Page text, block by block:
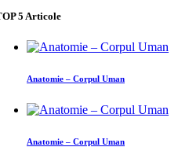
5 Articole
Anatomie – Corpul Uman
Anatomie – Corpul Uman